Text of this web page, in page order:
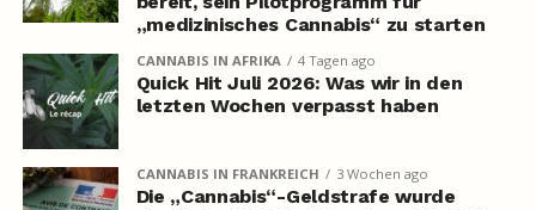
„medizinisches Cannabis“ zu starten
CANNABIS IN AFRIKA 4 Tagen ago
Quick Hit Juli 2026: Was wir in den
letzten Wochen verpasst haben
CANNABIS IN FRANKREICH 3 Wochen ago
Die „Cannabis“-Geldstrafe wurde